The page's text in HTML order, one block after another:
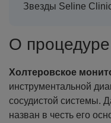
Звезды Seline
О процедуре
Холтеровское
инструментальной
сосудистой системы.
назван в честь его